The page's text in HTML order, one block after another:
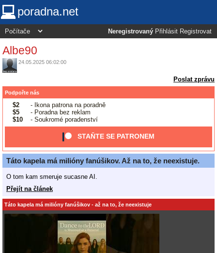
poradna.net
Neregistrovaný Přihlásit Registrovat
Albe90
24.05.2025 06:02:00
Poslat zprávu
Podpořte nás
$2
- Ikona patrona na poradně
$5
- Poradna bez reklam
$10
- Soukromé poradenství
STAŇTE SE PATRONEM
Táto kapela má milióny fanúšikov. Až na to, že neexistuje.
O tom kam smeruje sucasne AI.
Přejít na článek
Táto kapela má milióny fanúšikov - až na to, že neexistuje